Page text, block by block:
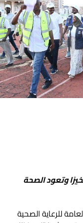
بالإمداد
لإصلاح العطل في سد
هذه الأعطال قد
الخدمة
وتعود الصحة
للرعاية الصحية